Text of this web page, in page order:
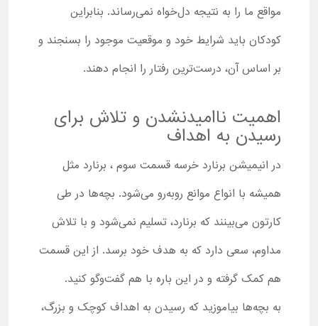
مواقع ما را به نتیجه دل‌خواه نمی‌رساند. بنابراین
کودکان باید شرایط خود و موقعیت موجود را بسنجند و
بر اساس آن، درست‌ترین رفتار را انجام دهند.
اهمیت ناامید‌نشدن و تلاش برای
رسیدن به اهداف
در انیمیشن برنارد خرسه قسمت سوم ، برنارد مثل
همیشه با انواع موانع روبه‌رو می‌شود. بچه‌ها در طی
کارتون می‌بینند که برنارد، تسلیم نمی‌شود و با تلاش
مداوم، سعی دارد که به هدف خود برسد. از این قسمت
هم کمک گرفته و در این باره با هم گفت‌وگو کنید.
به بچه‌ها بیاموزید که رسیدن به اهداف کوچک و بزرگ،